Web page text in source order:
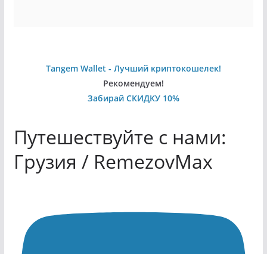
Tangem Wallet - Лучший криптокошелек!
Рекомендуем!
Забирай СКИДКУ 10%
Путешествуйте с нами:
Грузия / RemezovMax